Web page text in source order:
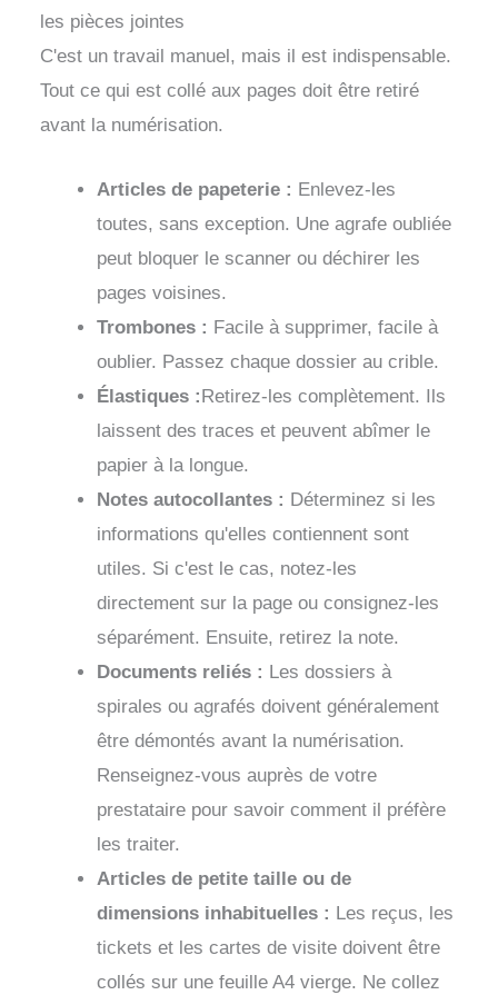
les pièces jointes
C'est un travail manuel, mais il est indispensable.
Tout ce qui est collé aux pages doit être retiré
avant la numérisation.
Articles de papeterie : Enlevez-les
toutes, sans exception. Une agrafe oubliée
peut bloquer le scanner ou déchirer les
pages voisines.
Trombones : Facile à supprimer, facile à
oublier. Passez chaque dossier au crible.
Élastiques : Retirez-les complètement. Ils
laissent des traces et peuvent abîmer le
papier à la longue.
Notes autocollantes : Déterminez si les
informations qu'elles contiennent sont
utiles. Si c'est le cas, notez-les
directement sur la page ou consignez-les
séparément. Ensuite, retirez la note.
Documents reliés : Les dossiers à
spirales ou agrafés doivent généralement
être démontés avant la numérisation.
Renseignez-vous auprès de votre
prestataire pour savoir comment il préfère
les traiter.
Articles de petite taille ou de
dimensions inhabituelles : Les reçus, les
tickets et les cartes de visite doivent être
collés sur une feuille A4 vierge. Ne collez